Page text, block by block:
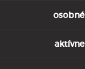
osobné
aktívne